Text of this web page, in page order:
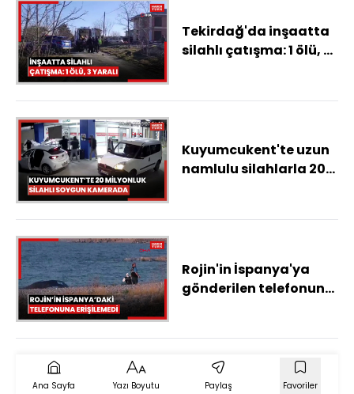
Tekirdağ'da inşaatta
silahlı çatışma: 1 ölü, 3
Kuyumcukent'te uzun
namlulu silahlarla 20
Rojin'in İspanya'ya
gönderilen telefonuna
Ana Sayfa Yazı Boyutu Paylaş Favoriler